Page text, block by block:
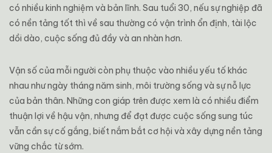
có nhiều kinh nghiệm và bản lĩnh. Sau tuổi 30, nếu sự nghiệp đã
có nền tảng tốt thì về sau thường có vận trình ổn định, tài lộc
dồi dào, cuộc sống đủ đầy và an nhàn hơn.
Vận số của mỗi người còn phụ thuộc vào nhiều yếu tố khác
nhau như ngày tháng năm sinh, môi trường sống và sự nỗ lực
của bản thân. Những con giáp trên được xem là có nhiều điểm
thuận lợi về hậu vận, nhưng để đạt được cuộc sống sung túc
vẫn cần sự cố gắng, biết nắm bắt cơ hội và xây dựng nền tảng
vững chắc từ sớm.